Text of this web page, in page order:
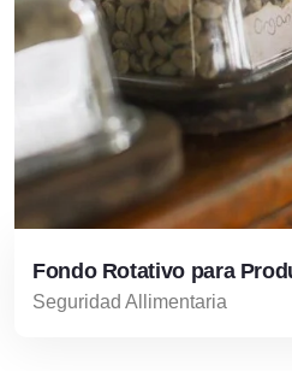
Fondo Rotativo para
Seguridad Allimentaria